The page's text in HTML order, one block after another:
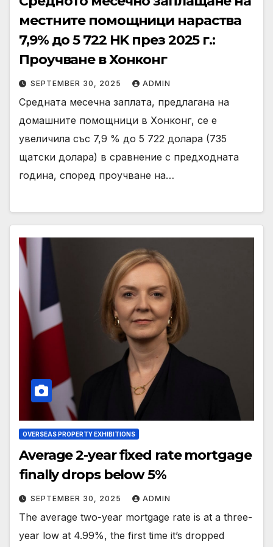
местните помощници нараства
7,9% до 5 722 HK през 2025 г.:
Проучване в Хонконг
SEPTEMBER 30, 2025 ADMIN
Средната месечна заплата, предлагана на
домашните помощници в Хонконг, се е
увеличила със 7,9 % до 5 722 долара (735
щатски долара) в сравнение с предходната
година, според проучване на…
OVERSEAS PROPERTY EXHIBITIONS
Average 2-year fixed rate mortgage
finally drops below 5%
SEPTEMBER 30, 2025 ADMIN
The average two-year mortgage rate is at a three-
year low at 4.99%, the first time it’s dropped